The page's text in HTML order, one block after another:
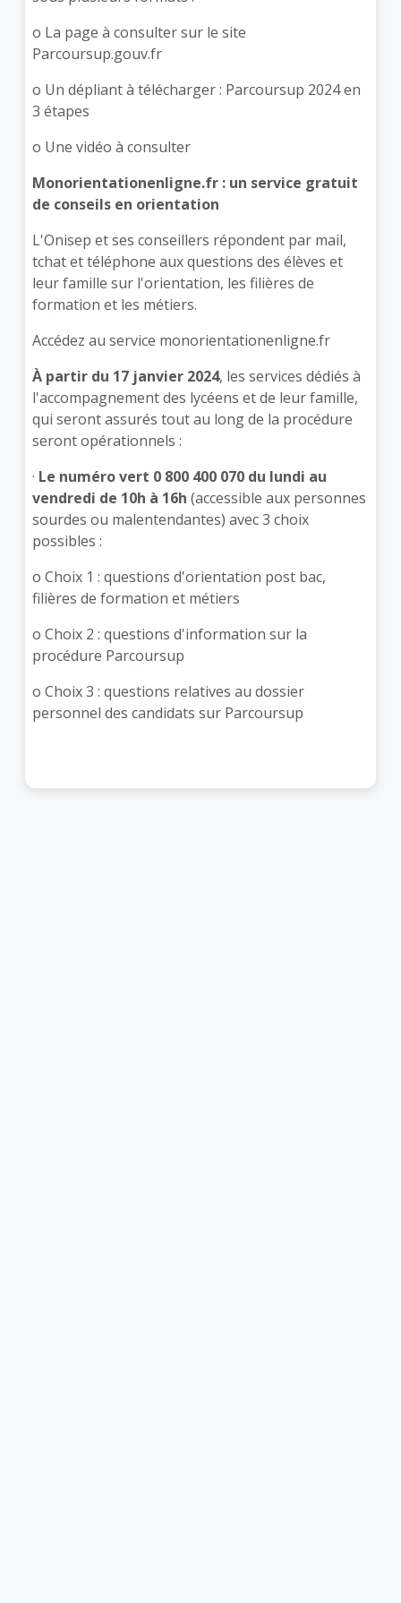
o La page à consulter sur le site
Parcoursup.gouv.fr
o Un dépliant à télécharger : Parcoursup 2024 en
3 étapes
o Une vidéo à consulter
Monorientationenligne.fr : un service gratuit
de conseils en orientation
L'Onisep et ses conseillers répondent par mail,
tchat et téléphone aux questions des élèves et
leur famille sur l'orientation, les filières de
formation et les métiers.
Accédez au service monorientationenligne.fr
À partir du 17 janvier 2024, les services dédiés à
l'accompagnement des lycéens et de leur famille,
qui seront assurés tout au long de la procédure
seront opérationnels :
· Le numéro vert 0 800 400 070 du lundi au
vendredi de 10h à 16h (accessible aux personnes
sourdes ou malentendantes) avec 3 choix
possibles :
o Choix 1 : questions d'orientation post bac,
filières de formation et métiers
o Choix 2 : questions d'information sur la
procédure Parcoursup
o Choix 3 : questions relatives au dossier
personnel des candidats sur Parcoursup